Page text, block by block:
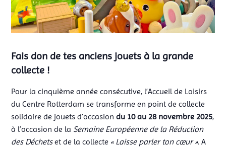
Fais don de tes anciens jouets à la grande
collecte !
Pour la cinquième année consécutive, l’Accueil de Loisirs
du Centre Rotterdam se transforme en point de collecte
solidaire de jouets d’occasiondu 10 au 28 novembre 2025,
à l’occasion de la Semaine Européenne de la Réduction
des Déchetset de la collecte « Laisse parler ton cœur ». A